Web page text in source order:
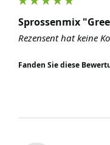
Sprossenmix
Rezensent hat keine
Fanden Sie diese